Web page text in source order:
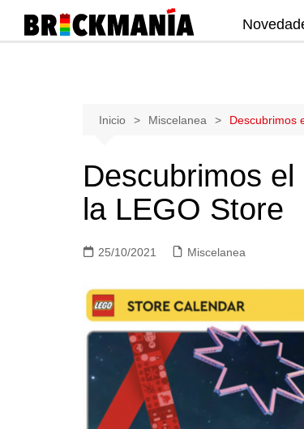
Creator.
Inicio Miscelanea Descubrimos
Descubrimos
la LEGO Store
25/10/2021 Miscelanea